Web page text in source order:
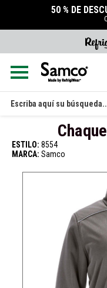
50 % DE
Buscar
en
ESTILO: 8554
MARCA: Samco